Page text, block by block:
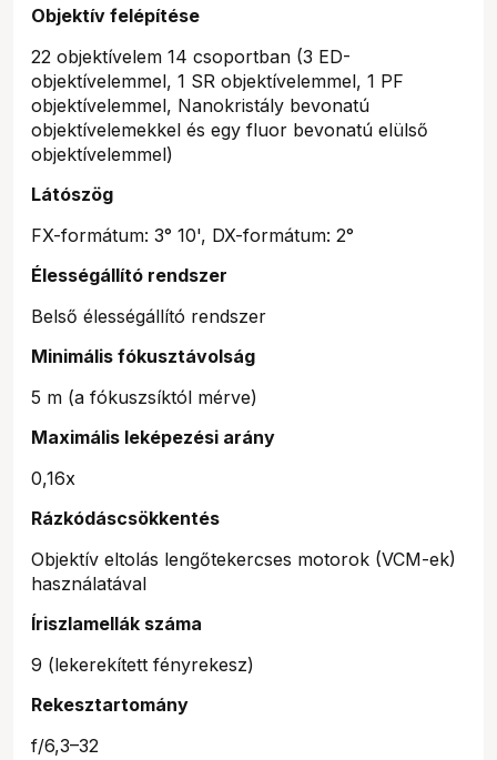
Objektív felépítése
22 objektívelem 14 csoportban (3 ED-
objektívelemmel, 1 SR objektívelemmel, 1 PF
objektívelemmel, Nanokristály bevonatú
objektívelemekkel és egy fluor bevonatú elülső
objektívelemmel)
Látószög
FX-formátum: 3° 10', DX-formátum: 2°
Élességállító rendszer
Belső élességállító rendszer
Minimális fókusztávolság
5 m (a fókuszsíktól mérve)
Maximális leképezési arány
0,16x
Rázkódáscsökkentés
Objektív eltolás lengőtekercses motorok (VCM-ek)
használatával
Íriszlamellák száma
9 (lekerekített fényrekesz)
Rekesztartomány
f/6,3–32